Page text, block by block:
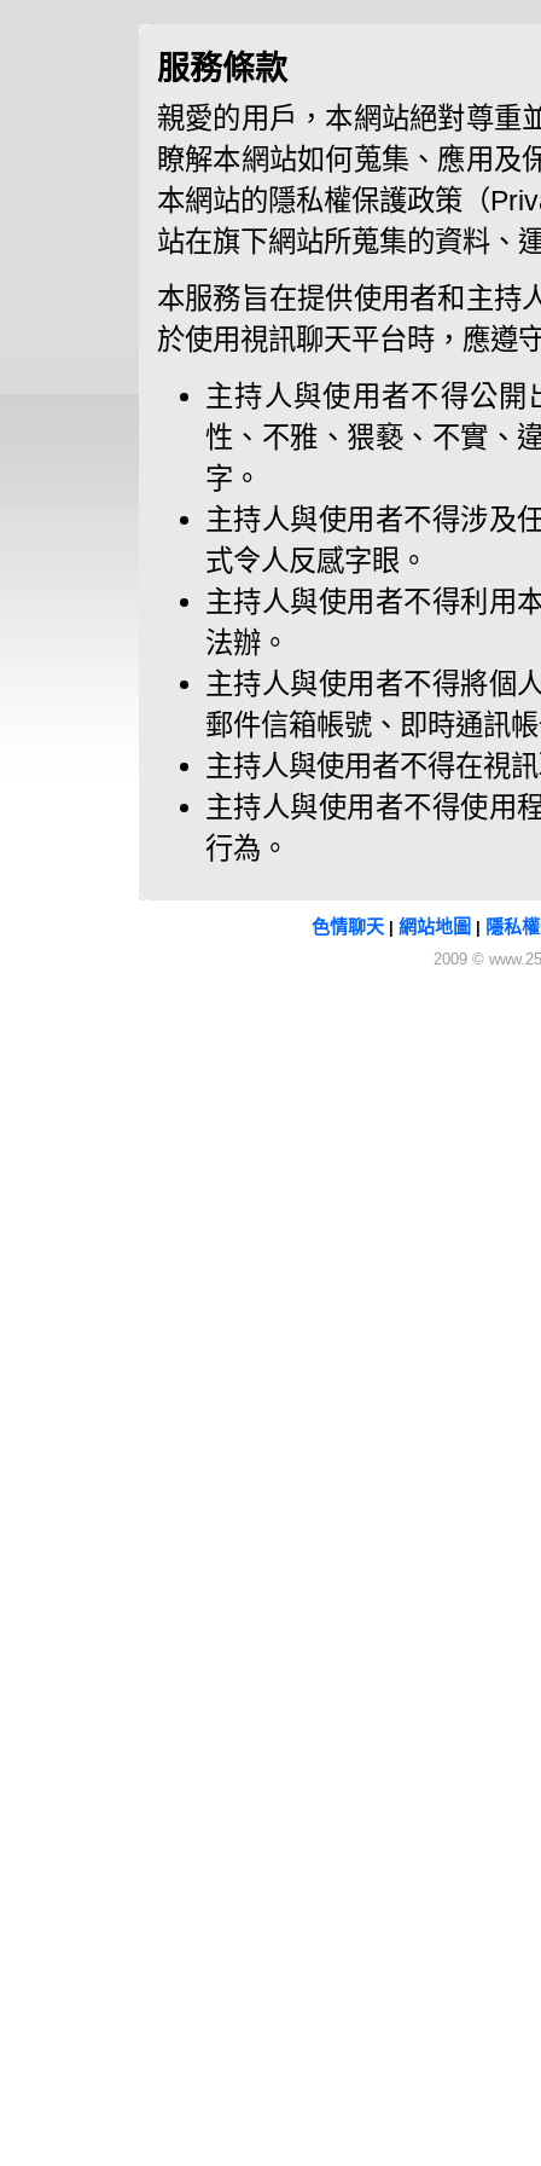
服務條款
親愛的用戶，本網站絕對尊重
瞭解本網站如何蒐集、應用及
本網站的隱私權保護政策（
站在旗下網站所蒐集的資料、
本服務旨在提供使用者和主持
於使用視訊聊天平台時，應遵
主持人與使用者不得公
性、不雅、猥褻、不實、
字。
主持人與使用者不得涉及
式令人反感字眼。
主持人與使用者不得利用
法辦。
主持人與使用者不得將個
郵件信箱帳號、即時通訊
主持人與使用者不得在視
主持人與使用者不得使用
行為。
色情聊天| 網站地圖 隱私
2009 ©